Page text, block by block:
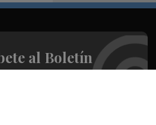
al Boletín